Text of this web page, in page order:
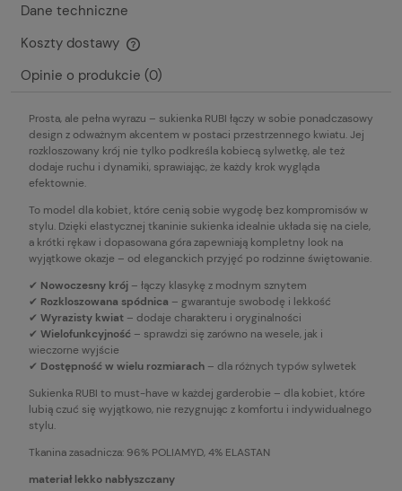
Dane techniczne
Koszty dostawy
Cena nie zawiera ewentualnych kosztów płatności
Opinie o produkcie (0)
Prosta, ale pełna wyrazu – sukienka RUBI łączy w sobie ponadczasowy
design z odważnym akcentem w postaci przestrzennego kwiatu. Jej
rozkloszowany krój nie tylko podkreśla kobiecą sylwetkę, ale też
dodaje ruchu i dynamiki, sprawiając, że każdy krok wygląda
efektownie.
To model dla kobiet, które cenią sobie wygodę bez kompromisów w
stylu. Dzięki elastycznej tkaninie sukienka idealnie układa się na ciele,
a krótki rękaw i dopasowana góra zapewniają kompletny look na
wyjątkowe okazje – od eleganckich przyjęć po rodzinne świętowanie.
✔ Nowoczesny krój – łączy klasykę z modnym sznytem
✔ Rozkloszowana spódnica – gwarantuje swobodę i lekkość
✔ Wyrazisty kwiat – dodaje charakteru i oryginalności
✔ Wielofunkcyjność – sprawdzi się zarówno na wesele, jak i
wieczorne wyjście
✔ Dostępność w wielu rozmiarach – dla różnych typów sylwetek
Sukienka RUBI to must-have w każdej garderobie – dla kobiet, które
lubią czuć się wyjątkowo, nie rezygnując z komfortu i indywidualnego
stylu.
Tkanina zasadnicza: 96% POLIAMYD, 4% ELASTAN
materiał lekko nabłyszczany